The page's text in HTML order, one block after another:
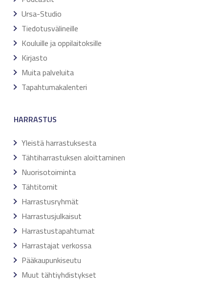
Ursa-Studio
Tiedotusvälineille
Kouluille ja oppilaitoksille
Kirjasto
Muita palveluita
Tapahtumakalenteri
HARRASTUS
Yleistä harrastuksesta
Tähtiharrastuksen aloittaminen
Nuorisotoiminta
Tähtitornit
Harrastusryhmät
Harrastusjulkaisut
Harrastustapahtumat
Harrastajat verkossa
Pääkaupunkiseutu
Muut tähtiyhdistykset